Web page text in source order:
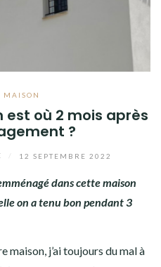
MAISON
est où 2 mois après
?
12 SEPTEMBRE 2022
dans cette maison
on a tenu bon pendant 3
maison, j’ai toujours du mal à